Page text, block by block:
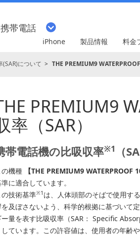
帯電話
iPhone 製品情報 料金
について THE PREMIUM9
PREMIUM9
率（SAR）
帯電話機の比吸収率※1 （
機種 【THE PREMIUM9 WATERPROOF
に適合しています。
技術基準※1 は、人体頭部のそばで使用す
及ぼさないよう、科学的根拠に基づいて
ー量を表す比吸収率（SAR： Specific
ています。この許容値は、使用者の年齢